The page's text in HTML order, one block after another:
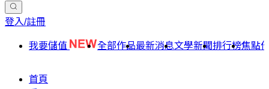
登入/註冊
我要儲值 全部作品最新消息文學新聞排行榜焦點
首頁